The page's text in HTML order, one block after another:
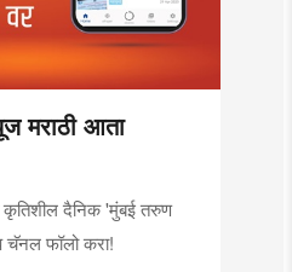
मराठी आता
कृतिशील दैनिक 'मुंबई तरुण
चॅनल फॉलो करा!